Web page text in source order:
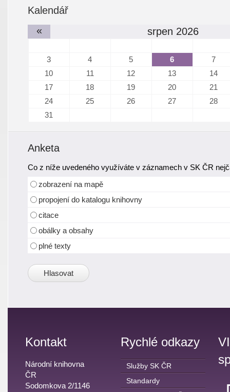
Kalendář
«
srpen 2026
3 4 5 6
7
10
11 12 13
14
17
18 19 20
21
24
25 26 27
28
31
Anketa
Co z níže uvedeného využíváte v záznamech v SK ČR
zobrazení na mapě
propojení do katalogu knihovny
citace
obálky a obsahy
plné texty
Kontakt
Národní knihovna
ČR
Sodomkova 2/1146
Rychlé odkazy
Služby SK ČR
Standardy